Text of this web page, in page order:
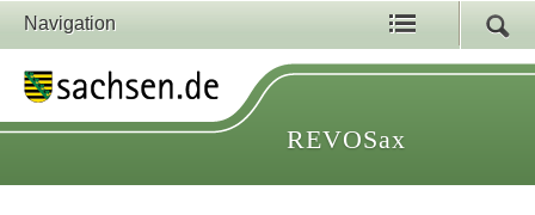
Navigation
REVOSax